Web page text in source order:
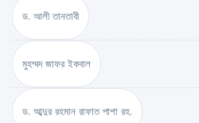
ড. আলী তানতাবী
মুহম্মদ জাফর ইকবাল
ড. আব্দুর রহমান রাফাত পাশা রহ.